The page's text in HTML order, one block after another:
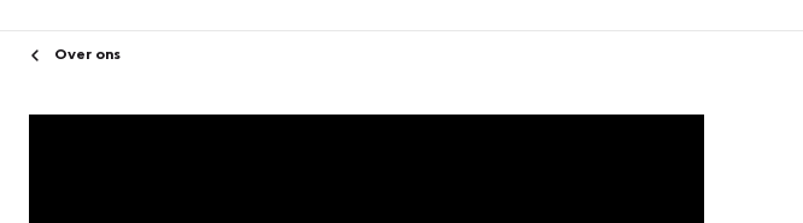
Over ons